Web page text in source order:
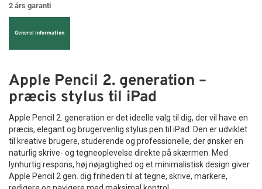
2 års garanti
Generel information
Apple Pencil 2. generation –
præcis stylus til iPad
Apple Pencil 2. generation er det ideelle valg til dig, der vil have en
præcis, elegant og brugervenlig stylus pen til iPad. Den er udviklet
til kreative brugere, studerende og professionelle, der ønsker en
naturlig skrive- og tegneoplevelse direkte på skærmen. Med
lynhurtig respons, høj nøjagtighed og et minimalistisk design giver
Apple Pencil 2 gen. dig friheden til at tegne, skrive, markere,